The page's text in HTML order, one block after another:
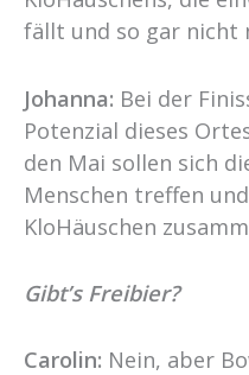
fällt und so gar nicht
Johanna: Bei der
Potenzial dieses
den Mai sollen sich
Menschen treffen
KloHäuschen
Gibt’s Freibier?
Carolin: Nein, aber